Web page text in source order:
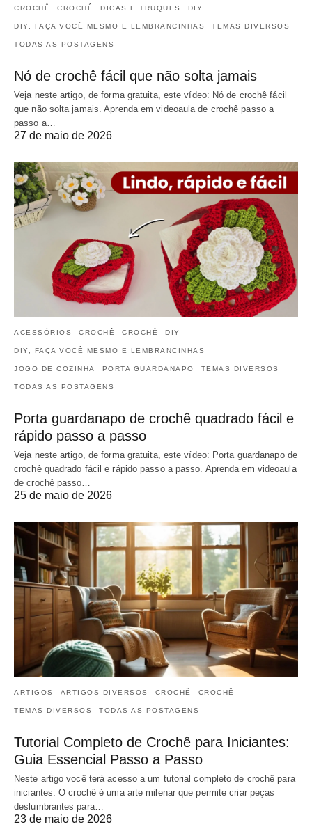
CROCHÊ CROCHÊ DICAS E TRUQUES DIY
DIY, FAÇA VOCÊ MESMO E LEMBRANCINHAS TEMAS DIVERSOS
TODAS AS POSTAGENS
Nó de crochê fácil que não solta jamais
Veja neste artigo, de forma gratuita, este vídeo: Nó de crochê fácil
que não solta jamais. Aprenda em videoaula de crochê passo a
passo a…
27 de maio de 2026
ACESSÓRIOS CROCHÊ CROCHÊ DIY
DIY, FAÇA VOCÊ MESMO E LEMBRANCINHAS
JOGO DE COZINHA PORTA GUARDANAPO TEMAS DIVERSOS
TODAS AS POSTAGENS
Porta guardanapo de crochê quadrado fácil e
rápido passo a passo
Veja neste artigo, de forma gratuita, este vídeo: Porta guardanapo de
crochê quadrado fácil e rápido passo a passo. Aprenda em videoaula
de crochê passo…
25 de maio de 2026
ARTIGOS ARTIGOS DIVERSOS CROCHÊ CROCHÊ
TEMAS DIVERSOS TODAS AS POSTAGENS
Tutorial Completo de Crochê para Iniciantes:
Guia Essencial Passo a Passo
Neste artigo você terá acesso a um tutorial completo de crochê para
iniciantes. O crochê é uma arte milenar que permite criar peças
deslumbrantes para…
23 de maio de 2026